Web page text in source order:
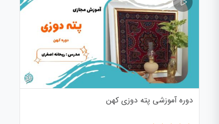
دوره آموزشی پته دوزی کهن